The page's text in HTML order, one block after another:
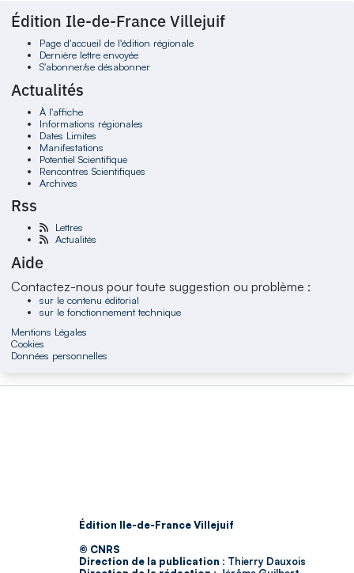
Édition Ile-de-France Villejuif
Page d'accueil de l'édition régionale
Dernière lettre envoyée
S'abonner/se désabonner
Actualités
À l'affiche
Informations régionales
Dates Limites
Manifestations
Potentiel Scientifique
Rencontres Scientifiques
Archives
Rss
Lettres
Actualités
Aide
Contactez-nous pour toute suggestion ou problème :
sur le contenu éditorial
sur le fonctionnement technique
Mentions Légales
Cookies
Données personnelles
Édition Ile-de-France Villejuif
© CNRS
Direction de la publication : Thierry Dauxois